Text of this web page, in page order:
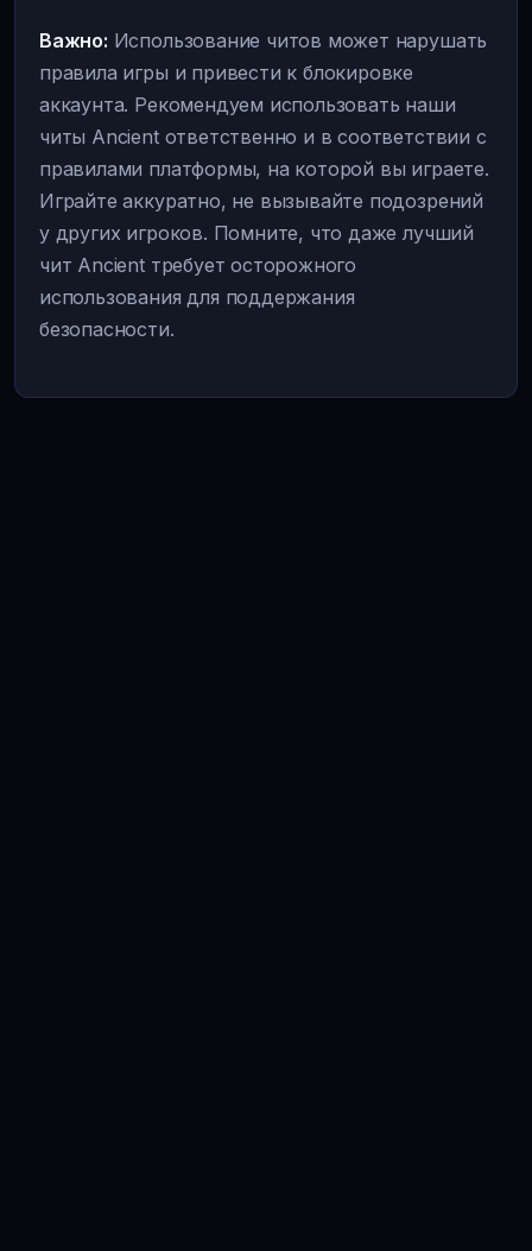
Важно: Использование читов может нарушать
правила игры и привести к блокировке
аккаунта. Рекомендуем использовать наши
читы Ancient ответственно и в соответствии с
правилами платформы, на которой вы играете.
Играйте аккуратно, не вызывайте подозрений
у других игроков. Помните, что даже лучший
чит Ancient требует осторожного
использования для поддержания
безопасности.